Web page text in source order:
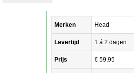
Merken Head
Levertijd 1 á 2 dagen
Prijs € 59,95